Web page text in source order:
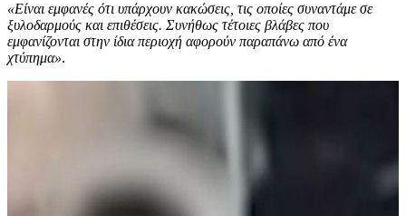
«Είναι εμφανές ότι υπάρχουν κακώσεις, τις οποίες συναντάμε σε
ξυλοδαρμούς και επιθέσεις. Συνήθως τέτοιες βλάβες που
εμφανίζονται στην ίδια περιοχή αφορούν παραπάνω από ένα
χτύπημα».